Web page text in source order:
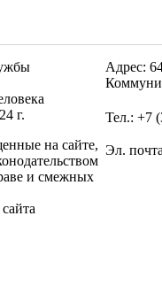
г.
на сайте,
и смежных
Адрес:
Тел.: +7
Эл.